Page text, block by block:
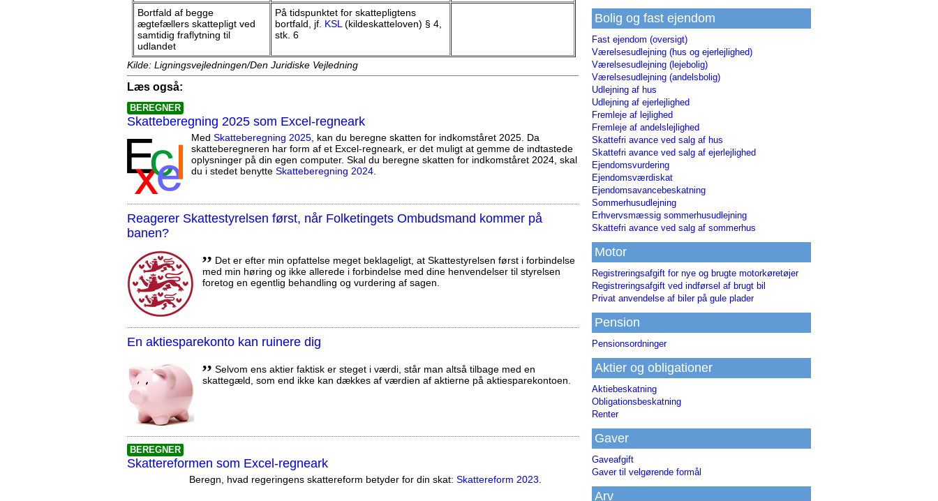
Bortfald af begge
ægtefællers skattepligt ved
samtidig fraflytning til
udlandet
På tidspunktet for skattepligtens
bortfald, jf. KSL (kildeskatteloven) § 4,
stk. 6
Kilde: Ligningsvejledningen/Den Juridiske Vejledning
Læs også:
BEREGNER
Skatteberegning 2025 som Excel-regneark
Med Skatteberegning 2025 , kan du beregne skatten for indkomståret 2025. Da
skatteberegneren har form af et Excel-regneark, er det muligt at gemme de indtastede
oplysninger på din egen computer. Skal du beregne skatten for indkomståret 2024, skal
du i stedet benytte Skatteberegning 2024
Reagerer Skattestyrelsen først, når Folketingets Ombudsmand kommer på
banen?
,, Det er efter min opfattelse meget beklageligt, at Skattestyrelsen først i forbindelse
med min høring og ikke allerede i forbindelse med dine henvendelser til styrelsen
foretog en egentlig behandling og vurdering af sagen.
En aktiesparekonto kan ruinere dig
,, Selvom ens aktier faktisk er steget i værdi, står man altså tilbage med en
skattegæld, som end ikke kan dækkes af værdien af aktierne på aktiesparekontoen.
BEREGNER
Skattereformen som Excel-regneark
Beregn, hvad regeringens skattereform betyder for din skat: Skattereform 2023
Bolig og fast ejendom
Fast ejendom (oversigt)
Værelsesudlejning (hus og ejerlejlighed)
Værelsesudlejning (lejebolig)
Værelsesudlejning (andelsbolig)
Udlejning af hus
Udlejning af ejerlejlighed
Fremleje af lejlighed
Fremleje af andelslejlighed
Skattefri avance ved salg af hus
Skattefri avance ved salg af ejerlejlighed
Ejendomsvurdering
Ejendomsværdiskat
Ejendomsavancebeskatning
Sommerhusudlejning
Erhvervsmæssig sommerhusudlejning
Skattefri avance ved salg af sommerhus
Motor
Registreringsafgift for nye og brugte motorkøretøjer
Registreringsafgift ved indførsel af brugt bil
Privat anvendelse af biler på gule plader
Pension
Pensionsordninger
Aktier og obligationer
Aktiebeskatning
Obligationsbeskatning
Renter
Gaver
Gaveafgift
Gaver til velgørende formål
Arv